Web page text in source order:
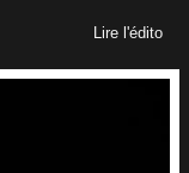
Lire l'édito